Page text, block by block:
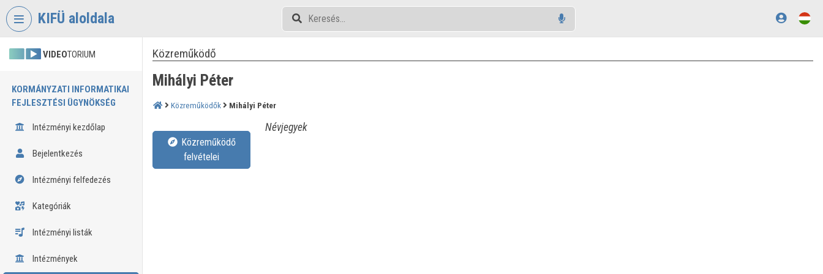
Fejléc kihagyása
KIFÜ aloldala
VIDEOTORIUM
KORMÁNYZATI INFORMATIKAI
FEJLESZTÉSI ÜGYNÖKSÉG
Intézményi kezdőlap
Bejelentkezés
Intézményi felfedezés
Kategóriák
Intézményi listák
Intézmények
Közreműködő
Mihályi Péter
Közreműködők Mihályi Péter
felvételei
Névjegyek